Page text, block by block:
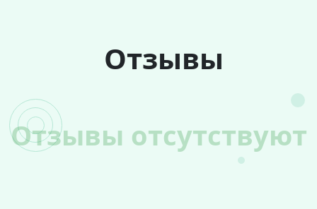
Отзывы
Отзывы отсутствуют